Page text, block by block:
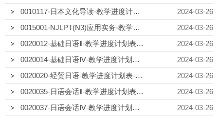
0010117-日本文化导读-教学进度计划表-商日22-2
2024-03-26
0015001-NJLPT(N3)应用实务-教学进度计划表-商日23-1
2024-03-26
0020012-基础日语Ⅱ-教学进度计划表-商日23-1
2024-03-26
0020014-基础日语Ⅳ-教学进度计划表-商日22-2
2024-03-26
0020020-经贸日语-教学进度计划表-商日22-2
2024-03-26
0020035-日语会话Ⅱ-教学进度计划表-商日23-1
2024-03-26
0020037-日语会话Ⅳ-教学进度计划表-商日22-2
2024-03-26